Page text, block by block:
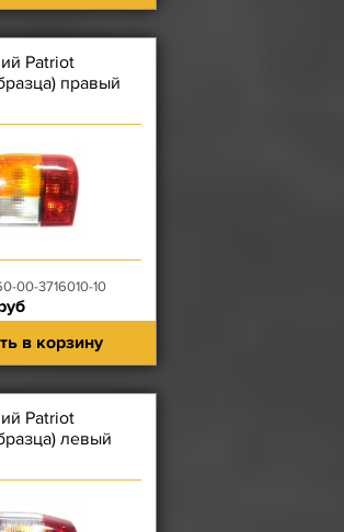
Patriot
правый
00-3716010-10
в корзину
Patriot
левый